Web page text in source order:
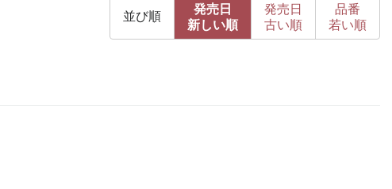
並び順
発売日
新しい順
発売日
古い順
品番
若い順